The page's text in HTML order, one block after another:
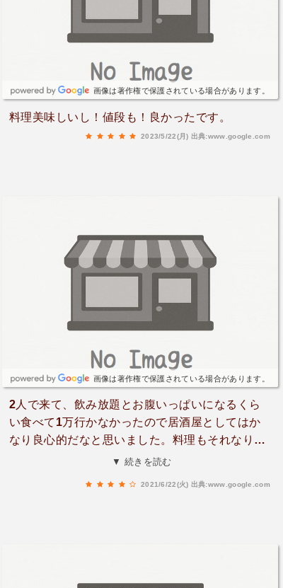
画像は著作権で保護されている場合があります。
料理美味しいし！値段も！良かったです。
2023/5/22(月) 出典:www.google.com
画像は著作権で保護されている場合があります。
2人で来て、飲み放題とお腹いっぱいになるくら
い食べて1万行かなかったので居酒屋としてはか
なり良心的だなと思いました。料理もそれなりに
美味しかったです。大衆的な雰囲気なので個人的
▼ 続きを読む
2021/6/22(火) 出典:www.google.com